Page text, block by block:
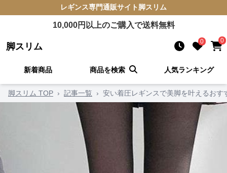
レギンス専門通販サイト 脚スリム
10,000円以上のご購入で送料無料
脚スリム 0 0
新着商品 商品を検索 人気ランキング
脚スリム TOP › 記事一覧 › 安い着圧レギンスで美脚を叶えるおす